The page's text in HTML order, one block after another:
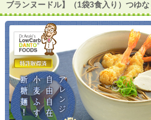
ブランヌードル】（1袋3食入り）つゆ